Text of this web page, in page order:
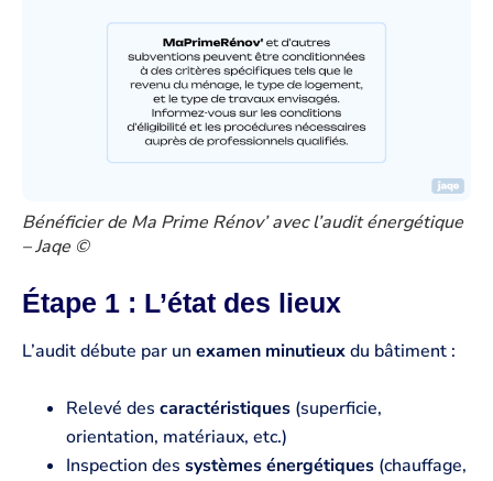
Bénéficier de Ma Prime Rénov’ avec l’audit énergétique
– Jaqe ©
Étape 1 : L’état des lieux
L’audit débute par un examen minutieuxdu bâtiment :
Relevé des caractéristiques (superficie,
orientation, matériaux, etc.)
Inspection des systèmes énergétiques (chauffage,